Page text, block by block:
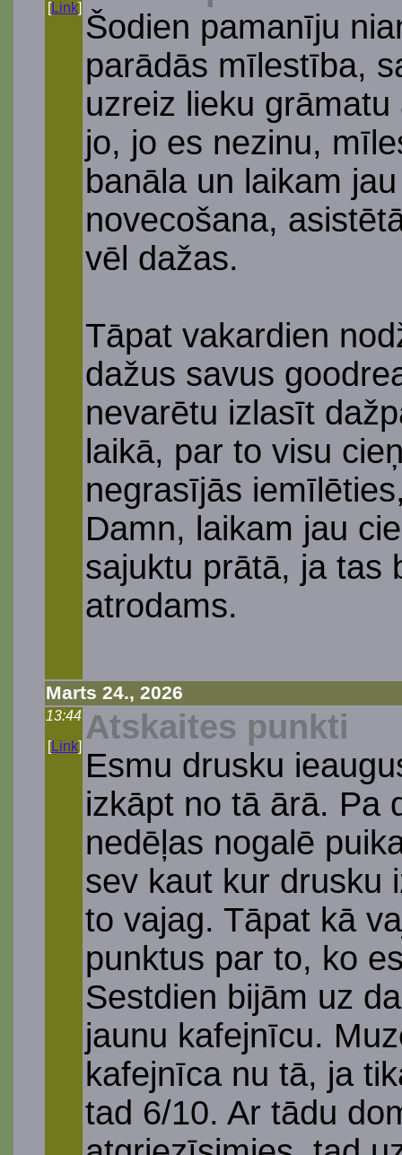
[Link]
Šodien pamanīju
parādās mīlestība,
uzreiz lieku
jo, jo es nezinu,
banāla un laikam
novecošana,
vēl dažas.
Tāpat vakardien
dažus savus
nevarētu izlasīt
laikā, par to visu
negrasījās
Damn, laikam jau
sajuktu prātā, ja tas
atrodams.
Marts 24., 2026
13:44
[Link]
Atskaites punkti
Esmu drusku
izkāpt no tā ārā. Pa
nedēļas nogalē
sev kaut kur drusku
to vajag. Tāpat kā
punktus par to, ko
Sestdien bijām uz
jaunu kafejnīcu.
kafejnīca nu tā, ja
tad 6/10. Ar tādu